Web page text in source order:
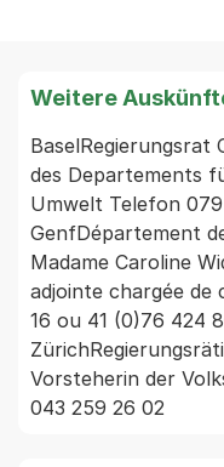
Weitere
des Departements
Umwelt Telefon
GenfDépartement
Madame Caroline
adjointe chargée de
16 ou 41 (0)76 424
Vorsteherin der
043 259 26 02